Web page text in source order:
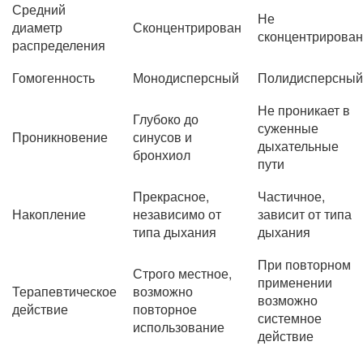
Средний
диаметр
распределения
Сконцентрирован
Не
сконцентрирован
Гомогенность Монодисперсный Полидисперсный
Проникновение
Глубоко до
синусов и
бронхиол
Не проникает в
суженные
дыхательные
пути
Накопление
Прекрасное,
независимо от
типа дыхания
Частичное,
зависит от типа
дыхания
Терапевтическое
действие
Строго местное,
возможно
повторное
использование
При повторном
применении
возможно
системное
действие